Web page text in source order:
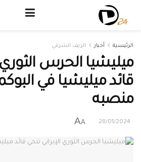
الرئيسية أخبار الريف الشرقي
ميليشيا الحرس الثوري
قائد ميليشيا في
منصبه
28/01/2024
A
A